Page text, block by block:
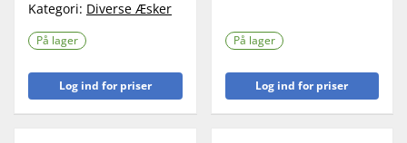
Kategori: Diverse Æsker
På lager
Log ind for priser
På lager
Log ind for priser